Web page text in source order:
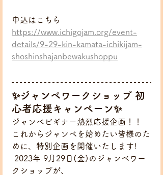
申込はこちら
https://www.ichigojam.org/event-
details/9-29-kin-kamata-ichikijam-
shoshinshajanbewakushoppu
✨ジャンベワークショップ 初
心者応援キャンペーン✨
ジャンベビギナー熱烈応援企画！！
これからジャンベを始めたい皆様のた
めに、特別企画を開催いたします!
クショップが、